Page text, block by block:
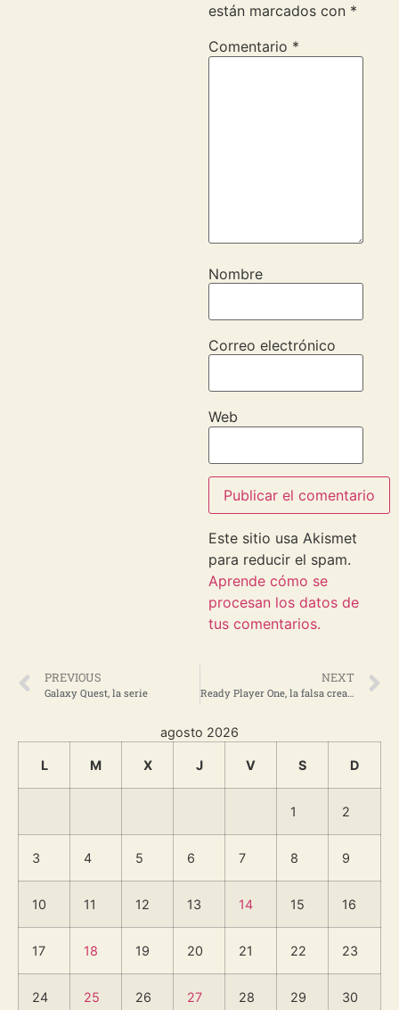
están marcados con *
Comentario *
Nombre
Correo electrónico
Web
Este sitio usa Akismet
para reducir el spam.
Aprende cómo se
procesan los datos de
tus comentarios.
PREVIOUS
Galaxy Quest, la serie
NEXT
Ready Player One, la falsa creativa de Hollywood
agosto 2026
L M X J V S D
1 2
3 4 5 6 7 8 9
10 11 12 13 14 15 16
17 18 19 20 21 22 23
24 25 26 27 28 29 30